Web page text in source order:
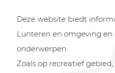
Deze website biedt
Lunteren en omgeving en
onderwerpen.
Zoals op recreatief